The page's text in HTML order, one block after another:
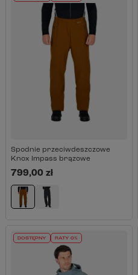
Spodnie przeciwdeszczowe
Knox Impass brązowe
799,00 zł
DOSTĘPNY RATY 0%